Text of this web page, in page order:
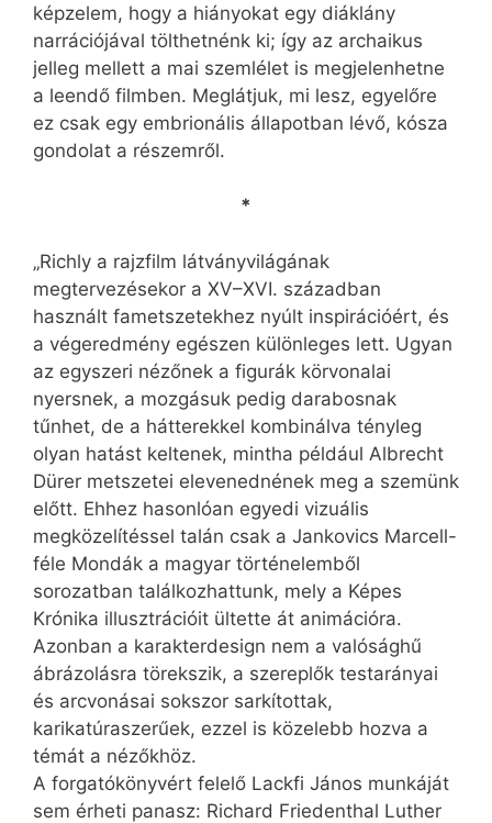
képzelem, hogy a hiányokat egy diáklány
narrációjával tölthetnénk ki; így az archaikus
jelleg mellett a mai szemlélet is megjelenhetne
a leendő filmben. Meglátjuk, mi lesz, egyelőre
ez csak egy embrionális állapotban lévő, kósza
gondolat a részemről.
*
„Richly a rajzfilm látványvilágának
megtervezésekor a XV–XVI. században
használt fametszetekhez nyúlt inspirációért, és
a végeredmény egészen különleges lett. Ugyan
az egyszeri nézőnek a figurák körvonalai
nyersnek, a mozgásuk pedig darabosnak
tűnhet, de a hátterekkel kombinálva tényleg
olyan hatást keltenek, mintha például Albrecht
Dürer metszetei elevenednének meg a szemünk
előtt. Ehhez hasonlóan egyedi vizuális
megközelítéssel talán csak a Jankovics Marcell-
féle Mondák a magyar történelemből
sorozatban találkozhattunk, mely a Képes
Krónika illusztrációit ültette át animációra.
Azonban a karakterdesign nem a valósághű
ábrázolásra törekszik, a szereplők testarányai
és arcvonásai sokszor sarkítottak,
karikatúraszerűek, ezzel is közelebb hozva a
témát a nézőkhöz.
A forgatókönyvért felelő Lackfi János munkáját
sem érheti panasz: Richard Friedenthal Luther